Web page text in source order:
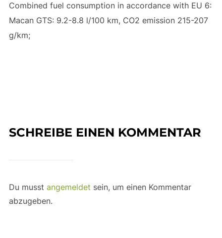
Combined fuel consumption in accordance with EU 6:
Macan GTS: 9.2-8.8 l/100 km, CO2 emission 215-207
g/km;
SCHREIBE EINEN KOMMENTAR
Du musst angemeldet sein, um einen Kommentar
abzugeben.